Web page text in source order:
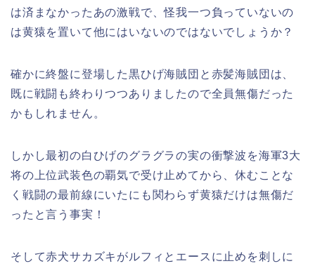
は済まなかったあの激戦で、怪我一つ負っていないの
は黄猿を置いて他にはいないのではないでしょうか？
確かに終盤に登場した黒ひげ海賊団と赤髪海賊団は、
既に戦闘も終わりつつありましたので全員無傷だった
かもしれません。
しかし最初の白ひげのグラグラの実の衝撃波を海軍3大
将の上位武装色の覇気で受け止めてから、休むことな
く戦闘の最前線にいたにも関わらず黄猿だけは無傷だ
ったと言う事実！
そして赤犬サカズキがルフィとエースに止めを刺しに